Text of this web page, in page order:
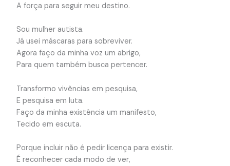
A força para seguir meu destino.
Sou mulher autista.
Já usei máscaras para sobreviver.
Agora faço da minha voz um abrigo,
Para quem também busca pertencer.
Transformo vivências em pesquisa,
E pesquisa em luta.
Faço da minha existência um manifesto,
Tecido em escuta.
Porque incluir não é pedir licença para existir.
É reconhecer cada modo de ver,